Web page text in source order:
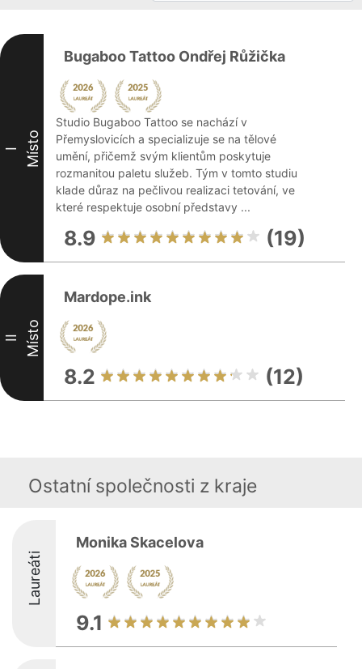
I Místo
Bugaboo Tattoo Ondřej Růžička
Studio Bugaboo Tattoo se nachází v
Přemyslovicích a specializuje se na tělové
umění, přičemž svým klientům poskytuje
rozmanitou paletu služeb. Tým v tomto studiu
klade důraz na pečlivou realizaci tetování, ve
které respektuje osobní představy ...
8.9 (19)
II Místo
Mardope.ink
8.2 (12)
Ostatní společnosti z kraje
Laureáti
Monika Skacelova
9.1